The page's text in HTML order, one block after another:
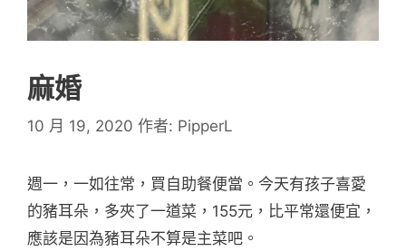
麻婚
10 月 19, 2020 作者: PipperL
週一，一如往常，買自助餐便當。今天有孩子喜愛
的豬耳朵，多夾了一道菜，155元，比平常還便宜，
應該是因為豬耳朵不算是主菜吧。